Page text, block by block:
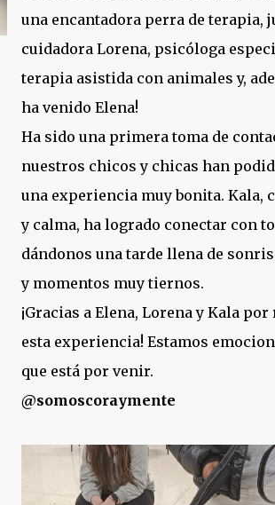
una encantadora perra de terapia,
cuidadora Lorena, psicóloga
terapia asistida con animales y,
ha venido Elena!
Ha sido una primera toma de
nuestros chicos y chicas han
una experiencia muy bonita. Kala,
y calma, ha logrado conectar con
dándonos una tarde llena de
y momentos muy tiernos.
¡Gracias a Elena, Lorena y Kala
esta experiencia! Estamos
que está por venir.
@somoscoraymente